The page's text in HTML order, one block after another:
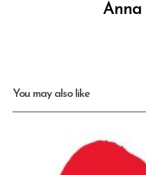
Anna
You may also like